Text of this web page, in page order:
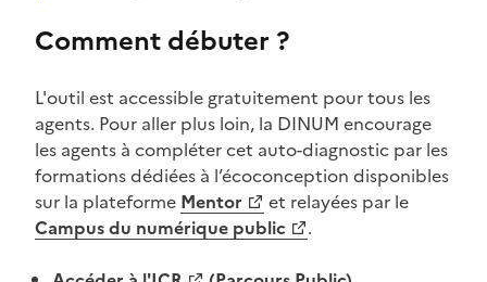
Comment débuter ?
L'outil est accessible gratuitement pour tous les
agents. Pour aller plus loin, la DINUM encourage
les agents à compléter cet auto-diagnostic par les
formations dédiées à l’écoconception disponibles
sur la plateforme
(Ouvre une nouvelle fenêtre)
Mentor
et relayées par le
(Ouvre une nouvelle fenêtre)
Campus du numérique public
.